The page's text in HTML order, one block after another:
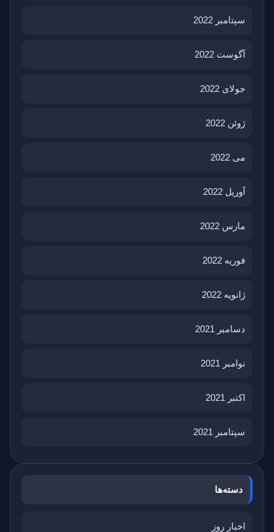
سپتامبر 2022
آگوست 2022
جولای 2022
ژوئن 2022
می 2022
آوریل 2022
مارس 2022
فوریه 2022
ژانویه 2022
دسامبر 2021
نوامبر 2021
اکتبر 2021
سپتامبر 2021
دسته‌ها
اخبار روز